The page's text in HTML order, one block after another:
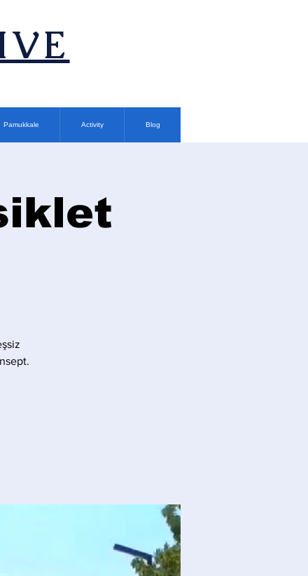
Pamukkale Activity Blog